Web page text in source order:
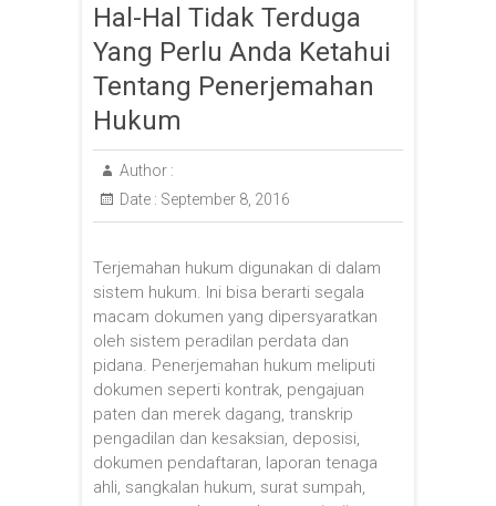
Hal-Hal Tidak Terduga
Yang Perlu Anda Ketahui
Tentang Penerjemahan
Hukum
Author :
Date : September 8, 2016
Terjemahan hukum digunakan di dalam
sistem hukum. Ini bisa berarti segala
macam dokumen yang dipersyaratkan
oleh sistem peradilan perdata dan
pidana. Penerjemahan hukum meliputi
dokumen seperti kontrak, pengajuan
paten dan merek dagang, transkrip
pengadilan dan kesaksian, deposisi,
dokumen pendaftaran, laporan tenaga
ahli, sangkalan hukum, surat sumpah,